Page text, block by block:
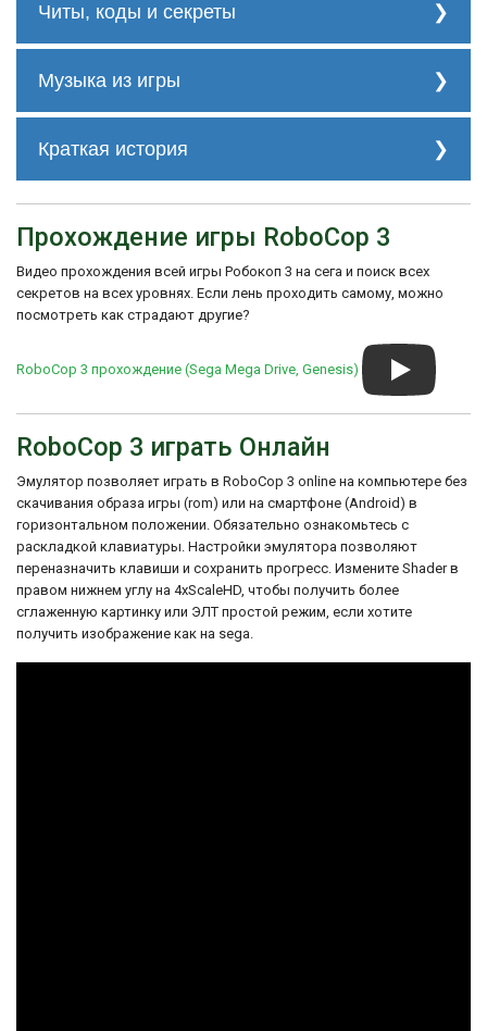
Читы, коды и секреты
включают:
Код на бессмертие: В главном меню игры
Код на бесконечные жизни: В главном
Секретный уровень: На уровне 3, найдите
здание с открытым окном, залезьте в окно
и найдите секретную комнату.
Музыка из игры
Трек 2
Краткая история
Flying Edge получила права на создание
игры по лицензии фильма "RoboCop 3".
Игра была разработана для нескольких
игровых платформ, включая Sega
Genesis, и была популярна среди
"RoboCop 3" получила разнообразные
отзывы за ее геймплей, качество графики
и музыку, но в целом была оценена как
неплохая игра, которая соответствует
Прохождение игры RoboCop 3
Видео прохождения всей игры Робокоп 3 на сега и поиск всех
секретов на всех уровнях. Если лень проходить самому, можно
посмотреть как страдают другие?
RoboCop 3 прохождение (Sega Mega Drive, Genesis)
RoboCop 3 играть Онлайн
Эмулятор позволяет играть в RoboCop 3 online на компьютере без
скачивания образа игры (rom) или на смартфоне (Android) в
горизонтальном положении. Обязательно ознакомьтесь с
раскладкой клавиатуры. Настройки эмулятора позволяют
переназначить клавиши и сохранить прогресс. Измените Shader в
правом нижнем углу на 4xScaleHD, чтобы получить более
сглаженную картинку или ЭЛТ простой режим, если хотите
получить изображение как на sega.